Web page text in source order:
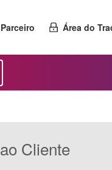
Área do
Cliente